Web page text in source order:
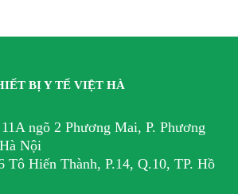
BỊ Y TẾ VIỆT HÀ
11A ngõ 2 Phương Mai, P. Phương
Nội
Tô Hiến Thành, P.14, Q.10, TP. Hồ